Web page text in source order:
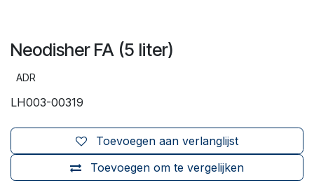
Neodisher FA (5 liter)
ADR
LH003-00319
Toevoegen om te vergelijken
Toevoegen aan verlanglijst